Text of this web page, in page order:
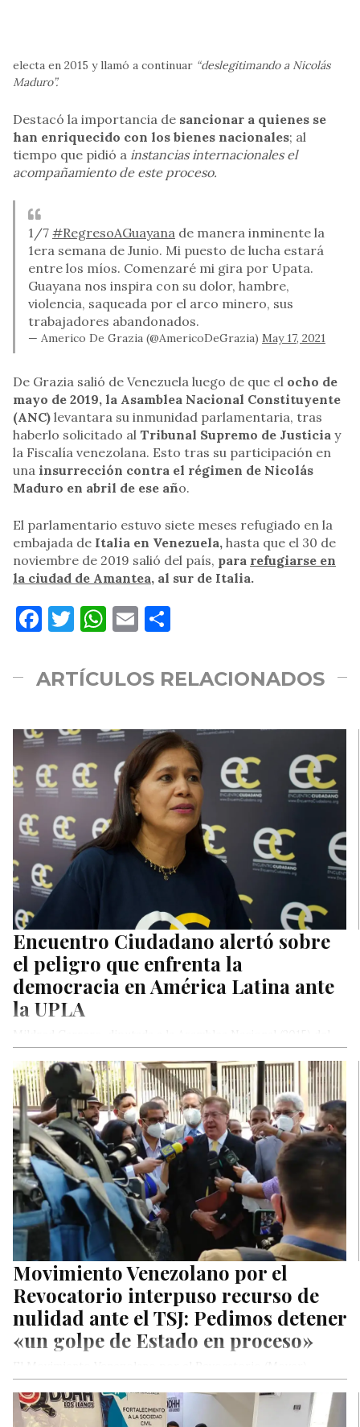
electa en 2015 y llamó a continuar “deslegitimando a Nicolás
Maduro”.
Destacó la importancia de sancionar a quienes se
han enriquecido con los bienes nacionales; al
tiempo que pidió a instancias internacionales el
acompañamiento de este proceso.
1/7 #RegresoAGuayana de manera inminente la
1era semana de Junio. Mi puesto de lucha estará
entre los míos. Comenzaré mi gira por Upata.
Guayana nos inspira con su dolor, hambre,
violencia, saqueada por el arco minero, sus
trabajadores abandonados.
— Americo De Grazia (@AmericoDeGrazia) May 17, 2021
De Grazia salió de Venezuela luego de que el ocho de
mayo de 2019, la Asamblea Nacional Constituyente
(ANC) levantara su inmunidad parlamentaria, tras
haberlo solicitado al Tribunal Supremo de Justicia y
la Fiscalía venezolana. Esto tras su participación en
una insurrección contra el régimen de Nicolás
Maduro en abril de ese año.
El parlamentario estuvo siete meses refugiado en la
embajada de Italia en Venezuela, hasta que el 30 de
noviembre de 2019 salió del país, para refugiarse en
la ciudad de Amantea, al sur de Italia.
Facebook
Twitter
WhatsApp
Email
ARTÍCULOS RELACIONADOS
Encuentro Ciudadano alertó sobre
el peligro que enfrenta la
democracia en América Latina ante
la UPLA
partido político Encuentro Ciudadano, alertó durante su
participación en el Encuentro…
Movimiento Venezolano por el
Revocatorio interpuso recurso de
nulidad ante el TSJ: Pedimos detener
«un golpe de Estado en proceso»
interpuso, la mañana de este jueves, un recurso de nulidad
ante la Sala…